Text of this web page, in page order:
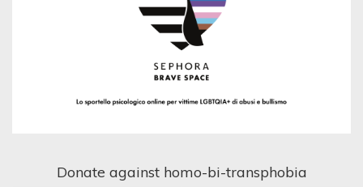
Donate against homo-bi-transphobia